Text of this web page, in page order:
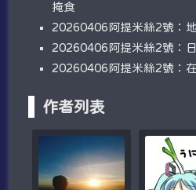
掩食
20260406阿提米絲2號：
20260406阿提米絲2號：
20260406阿提米絲2號：
作者列表